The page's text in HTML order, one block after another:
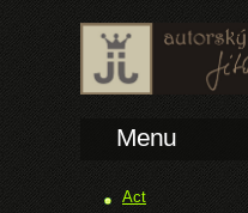
Menu
Act